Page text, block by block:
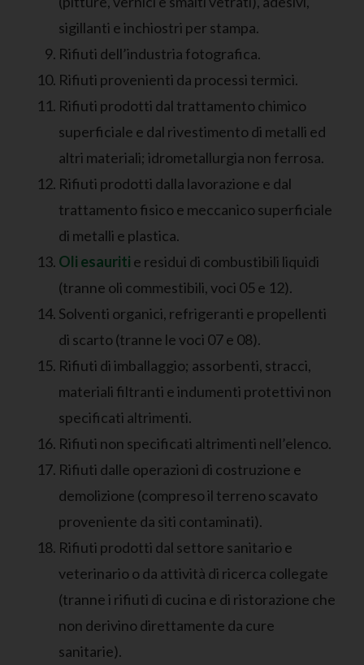
sigillanti e inchiostri per stampa.
Rifiuti dell’industria fotografica.
Rifiuti provenienti da processi termici.
Rifiuti prodotti dal trattamento chimico
superficiale e dal rivestimento di metalli ed
altri materiali; idrometallurgia non ferrosa.
Rifiuti prodotti dalla lavorazione e dal
trattamento fisico e meccanico superficiale
di metalli e plastica.
Oli esauriti e residui di combustibili liquidi
(tranne oli commestibili, voci 05 e 12).
Solventi organici, refrigeranti e propellenti
di scarto (tranne le voci 07 e 08).
Rifiuti di imballaggio; assorbenti, stracci,
materiali filtranti e indumenti protettivi non
specificati altrimenti.
Rifiuti non specificati altrimenti nell’elenco.
Rifiuti dalle operazioni di costruzione e
demolizione (compreso il terreno scavato
proveniente da siti contaminati).
Rifiuti prodotti dal settore sanitario e
veterinario o da attività di ricerca collegate
(tranne i rifiuti di cucina e di ristorazione che
non derivino direttamente da cure
sanitarie).